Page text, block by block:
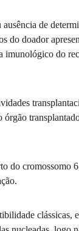
de
do doador
imunológico do
do cromossomo